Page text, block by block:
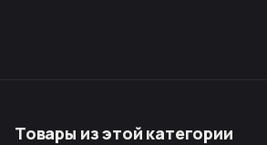
Товары из этой категории